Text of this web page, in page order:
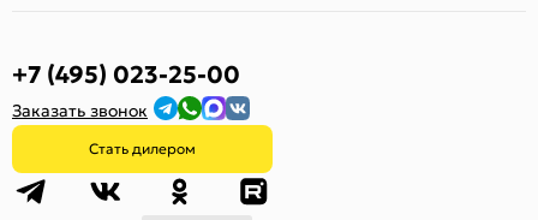
+7 (495) 023-25-00
Заказать звонок
Стать дилером